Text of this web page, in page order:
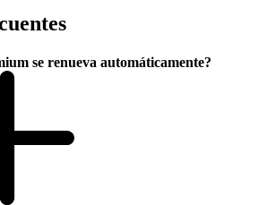
se renueva automáticamente?